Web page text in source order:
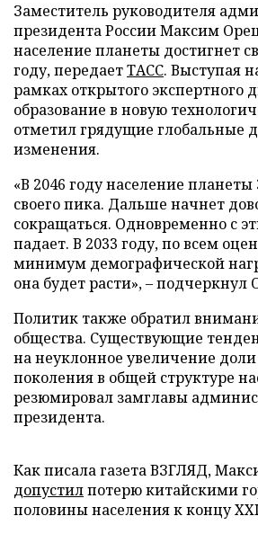
Заместитель руководителя
президента России Максим
население планеты достигнет
году, передаетТАСС. Выступая
рамках открытого экспертного
образование в новую
отметил грядущие глобальные
изменения.
«В 2046 году население
своего пика. Дальше начнет
сокращаться. Одновременно с
падает. В 2033 году, по всем
минимум демографической
она будет расти», –
Политик также обратил
общества. Существующие
на неуклонное увеличение
поколения в общей структуре
резюмировал замглавы
президента.
Как писала газета ВЗГЛЯД,
допустилпотерю китайскими
половины населения к концу